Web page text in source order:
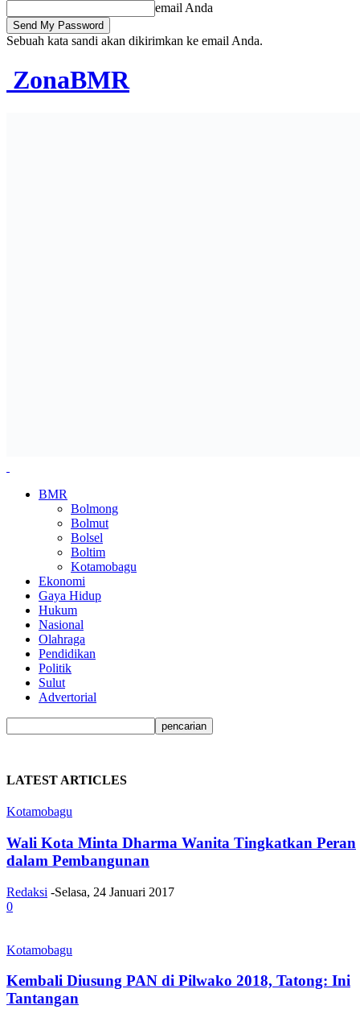
email Anda
Sebuah kata sandi akan dikirimkan ke email Anda.
ZonaBMR
BMR
Bolmong
Bolmut
Bolsel
Boltim
Kotamobagu
Ekonomi
Gaya Hidup
Hukum
Nasional
Olahraga
Pendidikan
Politik
Sulut
Advertorial
LATEST ARTICLES
Kotamobagu
Wali Kota Minta Dharma Wanita Tingkatkan Peran
dalam Pembangunan
Redaksi -Selasa, 24 Januari 2017
0
Kotamobagu
Kembali Diusung PAN di Pilwako 2018, Tatong: Ini
Tantangan